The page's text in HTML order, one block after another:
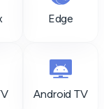
Edge
Android TV